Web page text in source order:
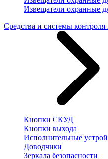
Извещатели охранные
Средства и системы
Кнопки СКУД
Кнопки выхода
Исполнительные
Доводчики
Зеркала безопасности